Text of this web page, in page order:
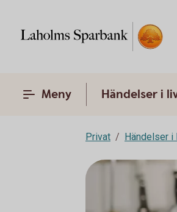
Meny Händelser i
Privat Händelser i